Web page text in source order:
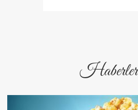
Haberler